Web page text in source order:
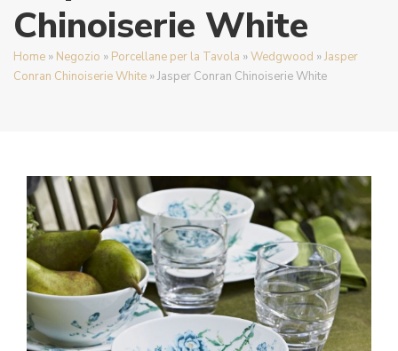
Chinoiserie White
Home » Negozio » Porcellane per la Tavola »Wedgwood »Jasper
Conran Chinoiserie White »Jasper Conran Chinoiserie White